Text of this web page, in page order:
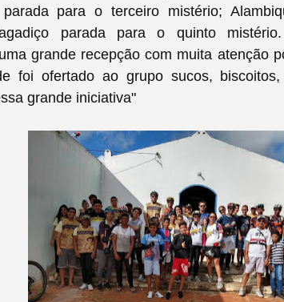
para o terceiro mistério;
parada para o quinto
grande recepção com muita atenção
foi ofertado ao grupo sucos,
grande iniciativa"